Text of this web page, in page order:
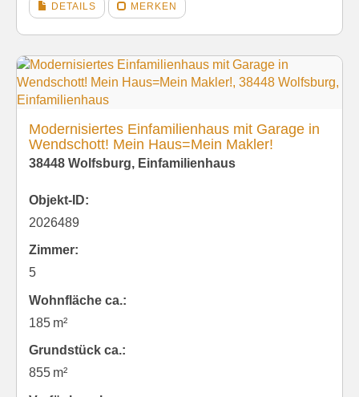
DETAILS MERKEN
Modernisiertes Einfamilienhaus mit Garage in
Wendschott! Mein Haus=Mein Makler!
38448 Wolfsburg, Einfamilienhaus
Objekt-ID:
2026489
Zimmer:
5
Wohnfläche ca.:
185 m²
Grund­stück ca.:
855 m²